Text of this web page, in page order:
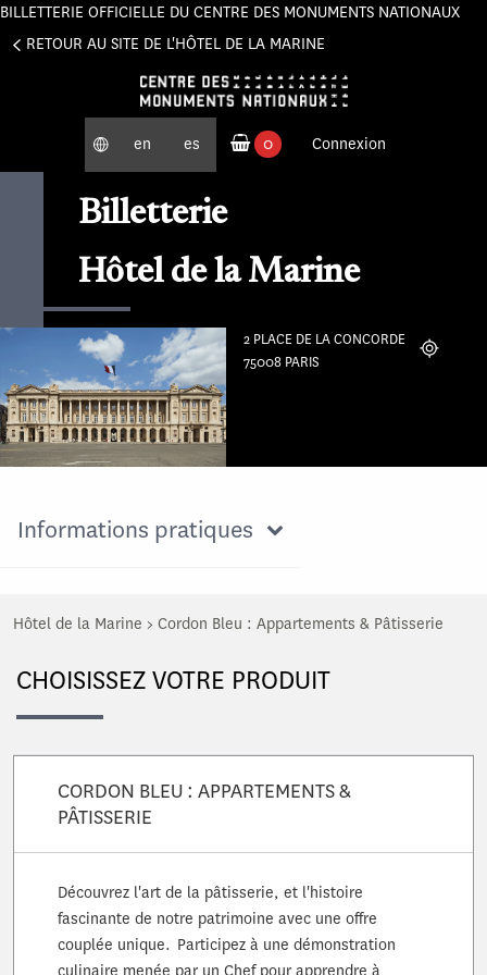
BILLETTERIE OFFICIELLE DU CENTRE DES MONUMENTS NATIONAUX
RETOUR AU SITE DE L'HÔTEL DE LA MARINE
en es
0
Connexion
Billetterie
Hôtel de la Marine
2 PLACE DE LA CONCORDE
75008 PARIS
Localiser
Informations pratiques
Hôtel de la Marine > Cordon Bleu : Appartements & Pâtisserie
CHOISISSEZ VOTRE PRODUIT
CORDON BLEU : APPARTEMENTS &
PÂTISSERIE
Découvrez l'art de la pâtisserie, et l'histoire
fascinante de notre patrimoine avec une offre
couplée unique. Participez à une démonstration
Panneau de gestion des cookies